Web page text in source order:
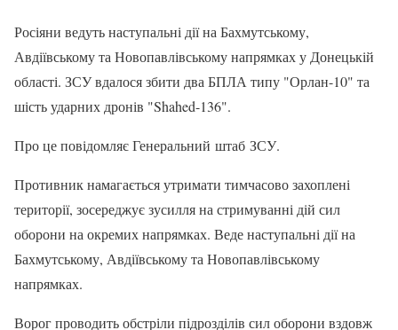
Росіяни ведуть наступальні дії на Бахмутському,
Авдіївському та Новопавлівському напрямках у Донецькій
області. ЗСУ вдалося збити два БПЛА типу "Орлан-10" та
шість ударних дронів "Shahed-136".
Про це повідомляє Генеральний штаб ЗСУ.
Противник намагається утримати тимчасово захоплені
території, зосереджує зусилля на стримуванні дій сил
оборони на окремих напрямках. Веде наступальні дії на
Бахмутському, Авдіївському та Новопавлівському
напрямках.
Ворог проводить обстріли підрозділів сил оборони вздовж